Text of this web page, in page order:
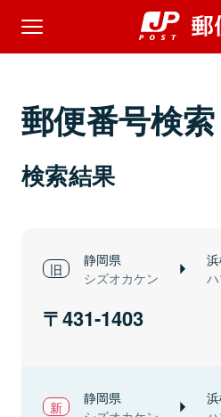
郵便番号検索
検索結果
静岡県
シズオカケン
431-1403
静岡県